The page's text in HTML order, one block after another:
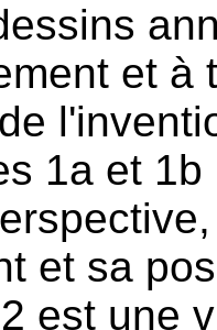
et à
1a et
et sa
est une